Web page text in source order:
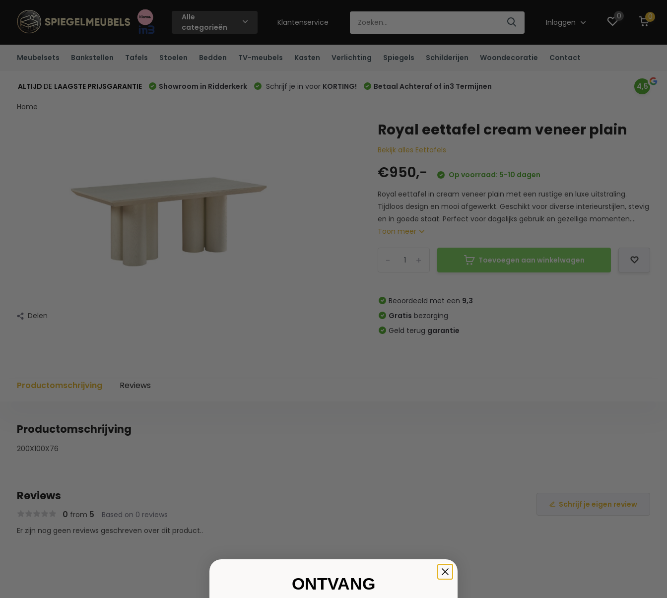
Alle
categorieën
Klantenservice Inloggen
0 0
Meubelsets Bankstellen Tafels Stoelen Bedden TV-meubels Kasten Verlichting Spiegels Schilderijen Woondecoratie Contact
ALTIJD DE LAAGSTE PRIJSGARANTIE Showroom in Ridderkerk Schrijf je in voor KORTING! Betaal Achteraf of in3 Termijnen 4,5
Home
Delen
Royal eettafel cream veneer plain
Bekijk alles Eettafels
€950,-
Op voorraad: 5-10 dagen
Royal eettafel in cream veneer plain met een rustige en luxe uitstraling.
Tijdloos design en mooi afgewerkt. Geschikt voor diverse interieurstijlen, stevig
en in goede staat. Perfect voor dagelijks gebruik en gezellige momenten....
Toon meer
+
- Toevoegen aan winkelwagen
Beoordeeld met een 9,3
Gratis bezorging
Geld terug garantie
Productomschrijving Reviews
Productomschrijving
200X100X76
Reviews
0 from 5 Based on 0 reviews
Schrijf je eigen review
Er zijn nog geen reviews geschreven over dit product..
ONTVANG